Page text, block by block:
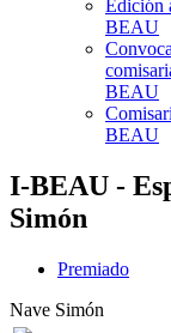
Edición
BEAU
BEAU
BEAU
I-BEAU -
Simón
Premiado
Nave Simón